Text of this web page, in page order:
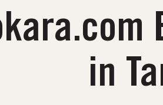
in